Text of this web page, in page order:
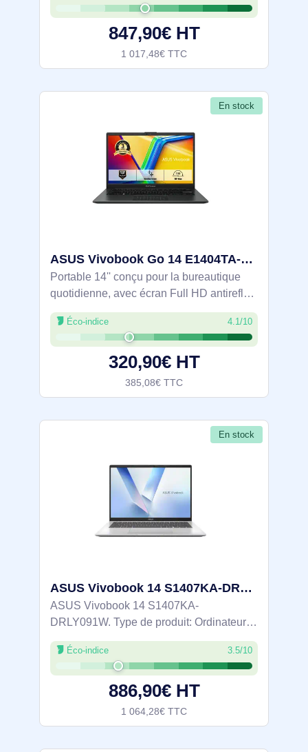
SSD NVMe PCIe 4.0 de 512 Go pour un
847,90€ HT
1 017,48€ TTC
En stock
ASUS Vivobook Go 14 E1404TA-DICEB117WS Intel® N N150 Ordinateur portable 35,6 cm (14") Full HD 8 Go - 90NB1532-M00560
Portable 14'' conçu pour la bureautique
quotidienne, avec écran Full HD antireflet.
Processeur Intel N150 (4 cœurs) et 8 Go
LPDDR5 pour les tâches courantes,
stockage 128 Go UFS. Connectivité Wi‑Fi
Éco-indice 4.1/10
320,90€ HT
385,08€ TTC
En stock
ASUS Vivobook 14 S1407KA-DRLY091W Copilot+ PC AMD Ryzen AI 7 350 Ordinateur portable 35,6 cm (14") W - 90NB15H3-M004N0
ASUS Vivobook 14 S1407KA-
DRLY091W. Type de produit: Ordinateur
portable, Format: Clapet. Famille de
processeur: AMD Ryzen AI 7, Modèle de
processeur: 350, Fréquence du
processeur: 2 GHz. Taille de
Éco-indice 3.5/10
886,90€ HT
1 064,28€ TTC